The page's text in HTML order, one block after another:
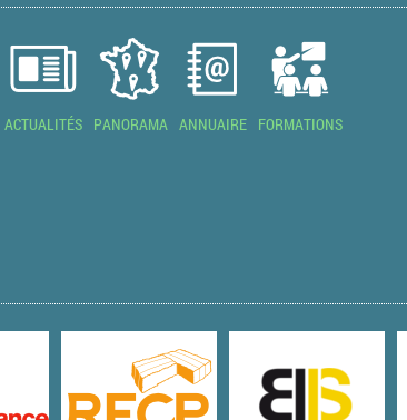
ACTUALITÉS PANORAMA ANNUAIRE FORMATIONS